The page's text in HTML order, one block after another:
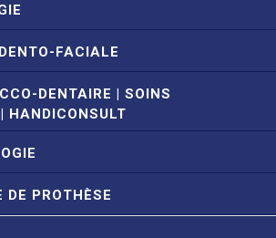
FACIALE
DENTAIRE | SOINS
HANDICONSULT
DE PROTHÈSE